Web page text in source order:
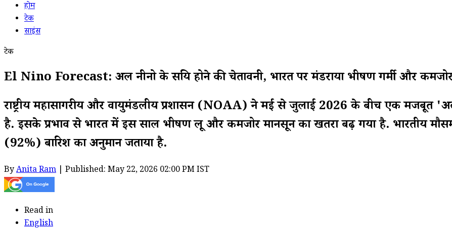
होम
टेक
साइंस
टेक
El Nino Forecast: अल नीनो के सक्रिय होने की चेतावनी, भारत पर मंडराया भीषण गर्मी और
राष्ट्रीय महासागरीय और वायुमंडलीय प्रशासन (NOAA) ने मई से जुलाई 2026 के बीच एक मजबूत
है. इसके प्रभाव से भारत में इस साल भीषण लू और कमजोर मानसून का खतरा बढ़ गया है. भारतीय
(92%) बारिश का अनुमान जताया है.
ByAnita Ram | Published: May 22, 2026 02:00 PM IST
Read in
English